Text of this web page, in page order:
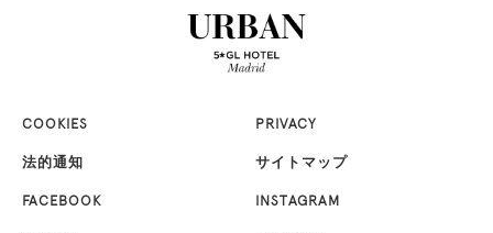
COOKIES PRIVACY
法的通知 サイトマップ
FACEBOOK INSTAGRAM